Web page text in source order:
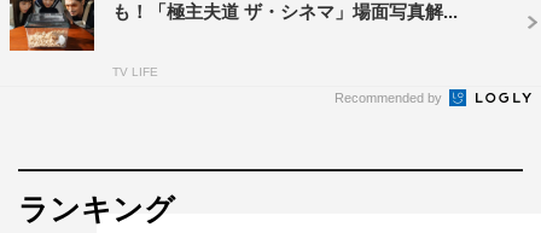
も！「極主夫道 ザ・シネマ」場面写真解...
TV LIFE
Recommended by
ランキング